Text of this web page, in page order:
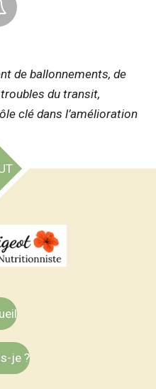
de ballonnements, de
du transit,
clé dans l’amélioration
je ?